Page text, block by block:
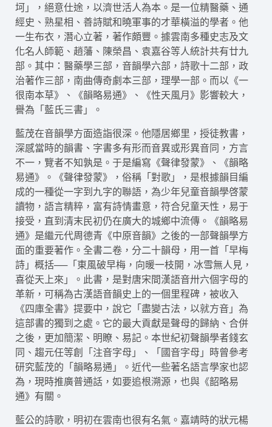
坷」，絕意仕途，以濟世活人為本。是一位精醫藥、通
經史、熟星相、善詩賦和曉軍事的才華橫溢的學者。他
一生布衣，潛心立著，著作頗豐。據雲南多種史志及文
化名人師範、趙藩、陳榮昌、袁嘉谷等人統計共有廿九
部。其中：醫藥學三部，音韻學六部，詩歌十二部，政
治著作三部，南曲傳奇劇本三部，理學一部。而以《一
很南本草》、《韻略易通》、《性天風月》影響較大，
譽為「藍氏三書」。
藍茂在音韻學方面造詣很深。他隱居鄉里，授徒教書，
深感當時的韻書、字書多有形而音異或形異音同，方言
不一，覽者不知孰是。于是編寫《聲律發蒙》、《韻略
易通》。《聲律發蒙》，俗稱「對歌」，是根據韻目編
成的一種從一字到九字的聯語，為少年兒童音韻學啓蒙
讀物，語言精粹，富有詩情畫意，符合兒童天性，易于
接受，直到清末民初仍在廣大的城鄉中流傳。《韻略易
通》是繼元代周德青《中原音韻》之後的一部聲韻學方
面的重要著作。全書二卷，分二十韻母，用一首「早梅
詩」概括──「東風破早梅，向暖一枝開，冰雪無人見，
喜從天上來」。此書，是對唐宋間漢語音卅六個字母的
革新，可稱為古漢語音韻史上的一個里程碑，被收入
《四庫全書》提要中，說它「盡變古法，以就方音」為
這部書的獨到之處。它的最大貢獻是聲母的歸納、合併
之後，更加簡潔、明瞭、易記。本世紀初聲韻學者錢玄
同、趨元任等創「注音字母」、「國音字母」時曾參考
研究藍茂的「韻略易通」。近代一些著名語言學家也認
為，現時推廣普通話，如要追根溯源，也與《韶略易
通》有關。
藍公的詩歌，明初在雲南也很有名氣。嘉靖時的狀元楊